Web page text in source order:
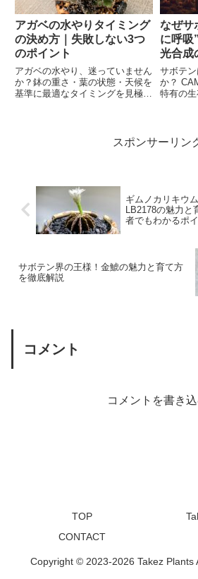
アガベの水やりタイミング
の決め方｜失敗しない3つ
のポイント
アガベの水やり、迷っていません
か？鉢の重さ・葉の状態・天候を
基準に最適なタイミングを見極
なぜサ
に呼吸
光合成
サボテ
か？
特有の生
スポンサーリン
ギムノカリキウ
LB2178の魅力と
者でもわかるポ
サボテン界の王様！金鯱の魅力と育て方
を徹底解説
コメント
コメントを書き
TOP
CONTACT
Copyright © 2023-2026 Takez Plants